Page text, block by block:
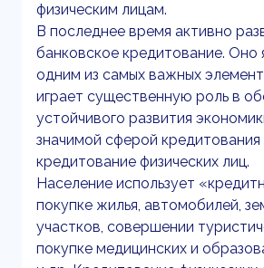
физическим лицам.
В последнее время активно
банковское кредитование. Оно
одним из самых важных
играет существенную роль в
устойчивого развития
значимой сферой кредитования
кредитование физических лиц.
Население использует
покупке жилья, автомобилей,
участков, совершении
покупке медицинских и